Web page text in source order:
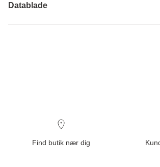
Datablade
Find butik nær dig